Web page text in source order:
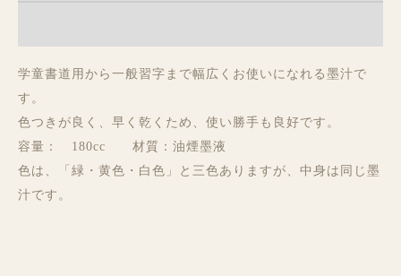
学童書道用から一般習字まで幅広くお使いになれる墨汁で
す。
色つきが良く、早く乾くため、使い勝手も良好です。
容量： 180cc 材質：油煙墨液
色は、「緑・黄色・白色」と三色ありますが、中身は同じ墨
汁です。